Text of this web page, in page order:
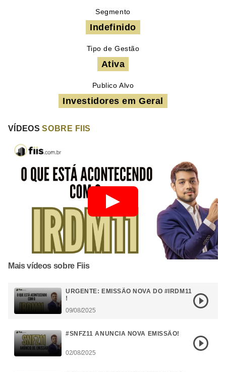
Segmento
Indefinido
Tipo de Gestão
Ativa
Publico Alvo
Investidores em Geral
VÍDEOSSOBRE FIIS
Mais vídeos sobre Fiis
URGENTE: EMISSÃO NOVA DO #IRDM11
!
09/08/2025
#SNFZ11 ANUNCIA NOVA EMISSÃO!
02/08/2025